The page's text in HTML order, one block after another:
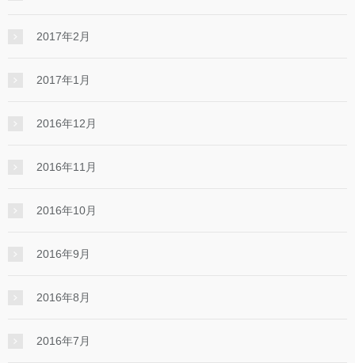
2017年2月
2017年1月
2016年12月
2016年11月
2016年10月
2016年9月
2016年8月
2016年7月